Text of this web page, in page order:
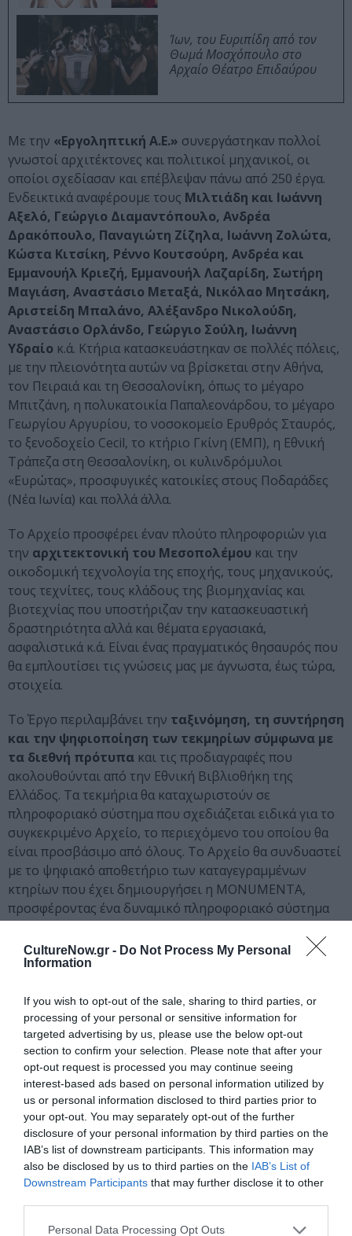
CultureNow.gr - Do Not Process My Personal
Information
If you wish to opt-out of the sale, sharing to third parties, or
processing of your personal or sensitive information for
targeted advertising by us, please use the below opt-out
section to confirm your selection. Please note that after your
opt-out request is processed you may continue seeing
interest-based ads based on personal information utilized by
us or personal information disclosed to third parties prior to
your opt-out. You may separately opt-out of the further
disclosure of your personal information by third parties on the
IAB’s list of downstream participants. This information may
also be disclosed by us to third parties on the IAB’s List of
Downstream Participants that may further disclose it to other
Personal Data Processing Opt Outs
Ίων, του Ευριπίδη από τον
Θωμά Μοσχόπουλο στο
Αρχαίο Θέατρο Επιδαύρου
Με την «Εργοληπτική Α.Ε.» συνεργάστηκαν πολλοί
γνωστοί αρχιτέκτονες και πολιτικοί μηχανικοί, οι
οποίοι σχεδίασαν και επέβλεψαν πάνω από 250 έργα.
Ενδεικτικά αναφέρουμε τους Μιλτιάδη και Ιωάννη
Αξελό, Γεώργιο Διαμαντόπουλο, Ανδρέα
Δρακόπουλο, Παναγιώτη Ζίζηλα, Ιωάννη Ζολώτα,
Κώστα Κιτσίκη, Ρέννο Κουτσούρη, Ανδρέα και
Εμμανουήλ Κριεζή, Εμμανουήλ Λαζαρίδη, Σωτήρη
Μαγιάση, Αναστάσιο Μεταξά, Νικόλαο Μητσάκη,
Αριστείδη Μπαλάνο, Αλέξανδρο Νικολούδη,
Αναστάσιο Ορλάνδο, Γεώργιο Σούλη, Ιωάννη
Υδραίο κ.ά. Κτήρια κατασκευάστηκαν σε πολλές πόλεις,
με την πλειονότητα αυτών να βρίσκεται στην Αθήνα,
τον Πειραιά και τη Θεσσαλονίκη, όπως το μέγαρο
Μπιτζάνη, η πολυκατοικία Παπαλεονάρδου, το μέγαρο
Γεωργίου Αργυρίου, το νοσοκομείο Ερυθρός Σταυρός,
το ξενοδοχείο Cecil, το κτήριο Γκίνη (ΕΜΠ), η Εθνική
Τράπεζα στη Θεσσαλονίκη, οι κυλινδρόμυλοι
«Ευρώτας», προσφυγικές κατοικίες στους Ποδαράδες
(Νέα Ιωνία) και πολλά άλλα.
Το Αρχείο προσφέρει έναν πλούτο πληροφοριών για
την αρχιτεκτονική του Μεσοπολέμου και την
οικοδομική τεχνολογία της εποχής, τους μηχανικούς,
τους τεχνίτες, τους κλάδους της βιομηχανίας και
βιοτεχνίας που υποστήριζαν την κατασκευαστική
δραστηριότητα αλλά και θέματα εργασιακά,
ασφαλιστικά κ.ά. Είναι ένας πραγματικός θησαυρός που
θα εμπλουτίσει τις γνώσεις μας με άγνωστα, έως τώρα,
στοιχεία.
Το Έργο περιλαμβάνει την ταξινόμηση, τη συντήρηση
και την ψηφιοποίηση των τεκμηρίων σύμφωνα με
τα διεθνή πρότυπα και τις προδιαγραφές που
ακολουθούνται από την Εθνική Βιβλιοθήκη της
Ελλάδος. Τα τεκμήρια θα καταχωριστούν σε
πληροφοριακό σύστημα που σχεδιάζεται ειδικά για το
συγκεκριμένο Αρχείο, το περιεχόμενο του οποίου θα
είναι προσβάσιμο από όλους. Το Αρχείο θα συνδυαστεί
με το ψηφιακό αποθετήριο των καταγεγραμμένων
κτηρίων που έχει δημιουργήσει η MONUMENTA,
προσφέροντας ένα δυναμικό πληροφοριακό σύστημα
αρχιτεκτονικής
πραγματοποιηθεί μέσα από ποικίλες δραστηριότητες,
όπως εκπαιδευτικά προγράμματα, εκδηλώσεις,
διοργάνωση έκθεσης καθώς επίσης και συνεργασίες με
εκπαιδευτικά ιδρύματα, πολιτιστικούς φορείς και την
κοινωνία των πολιτών. Απώτερος στόχος είναι μέσω
των δράσεων αυτών να αναδειχθεί η σπουδαιότητα των
αρχείων η αναγκαιότητα διάσωσης δημοσίων και
ιδιωτικών τεκμηρίων, καθώς επίσης και να
δημιουργηθούν ουσιαστικές προϋποθέσεις για την
ανάδυση, διάθεση και αξιοποίηση αρχειακού υλικού για
τον κτηριακό πλούτο που σήμερα βρίσκεται σε
αφάνεια.